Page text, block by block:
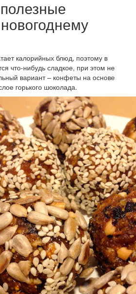
калорийных блюд, поэтому в
что-нибудь сладкое, при этом не
вариант – конфеты на основе
горького шоколада.